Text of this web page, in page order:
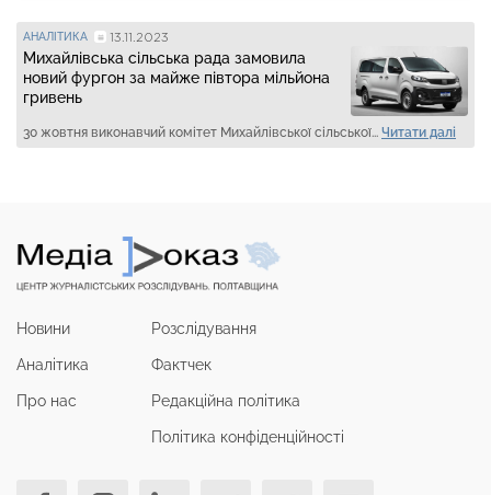
АНАЛІТИКА 13.11.2023
Михайлівська сільська рада замовила
новий фургон за майже півтора мільйона
гривень
30 жовтня виконавчий комітет Михайлівської сільської... Читати далі
Новини
Аналітика
Про нас
Розслідування
Фактчек
Редакційна політика
Політика конфіденційності